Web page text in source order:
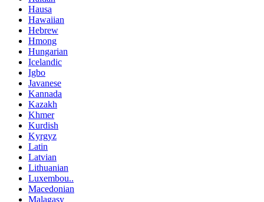
Hausa
Hawaiian
Hebrew
Hmong
Hungarian
Icelandic
Igbo
Javanese
Kannada
Kazakh
Khmer
Kurdish
Kyrgyz
Latin
Latvian
Lithuanian
Luxembou..
Macedonian
Malagasy